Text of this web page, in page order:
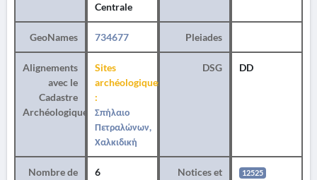
Centrale
GeoNames 734677 Pleiades
Alignements
avec le
Cadastre
Archéologique
Sites
archéologiques
:
Σπήλαιο
Πετραλώνων,
Χαλκιδική
DSG DD
Nombre de
6
Notices et
12525